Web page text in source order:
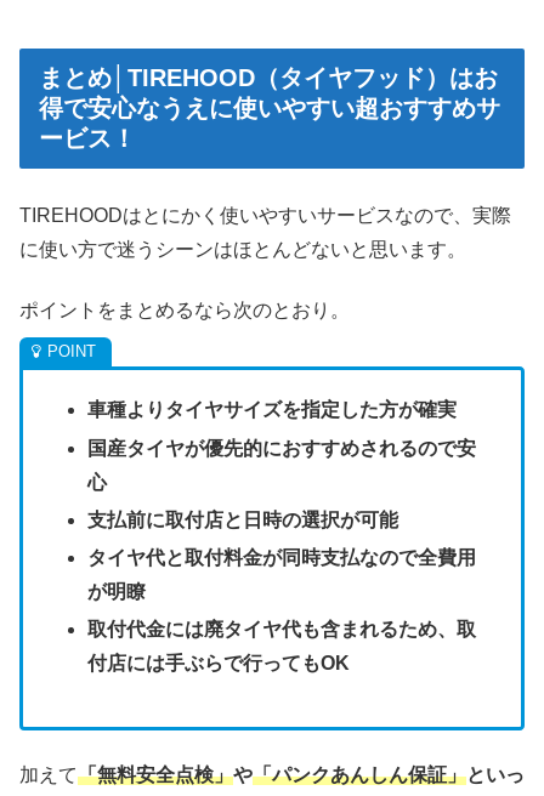
まとめ│TIREHOOD（タイヤフッド）はお
得で安心なうえに使いやすい超おすすめサ
ービス！
TIREHOODはとにかく使いやすいサービスなので、実際
に使い方で迷うシーンはほとんどないと思います。
ポイントをまとめるなら次のとおり。
車種よりタイヤサイズを指定した方が確実
国産タイヤが優先的におすすめされるので安
心
支払前に取付店と日時の選択が可能
タイヤ代と取付料金が同時支払なので全費用
が明瞭
取付代金には廃タイヤ代も含まれるため、取
付店には手ぶらで行ってもOK
加えて「無料安全点検」や「パンクあんしん保証」といっ